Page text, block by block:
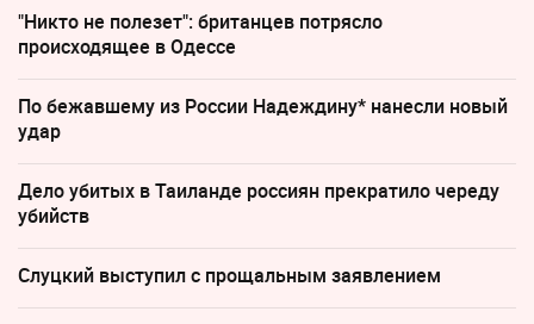
"Никто не полезет": британцев потрясло
происходящее в Одессе
По бежавшему из России Надеждину* нанесли новый
удар
Дело убитых в Таиланде россиян прекратило череду
убийств
Слуцкий выступил с прощальным заявлением